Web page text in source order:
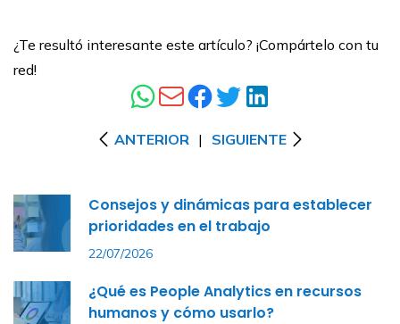
¿Te resultó interesante este artículo? ¡Compártelo con tu
red!
ANTERIOR | SIGUIENTE
Consejos y dinámicas para establecer
prioridades en el trabajo
22/07/2026
¿Qué es People Analytics en recursos
humanos y cómo usarlo?